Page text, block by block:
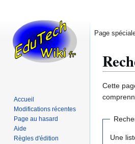
Aller
à
navigation
Aller
à
recherche
Cette
Une
Page
Accueil
Modifications récentes
Page au hasard
Aide
Règles d'édition